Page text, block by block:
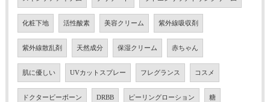
化粧下地 活性酸素 美容クリーム 紫外線吸収剤
紫外線散乱剤 天然成分 保湿クリーム 赤ちゃん
肌に優しい UVカットスプレー フレグランス コスメ
ドクタービーボーン DRBB ピーリングローション 糖